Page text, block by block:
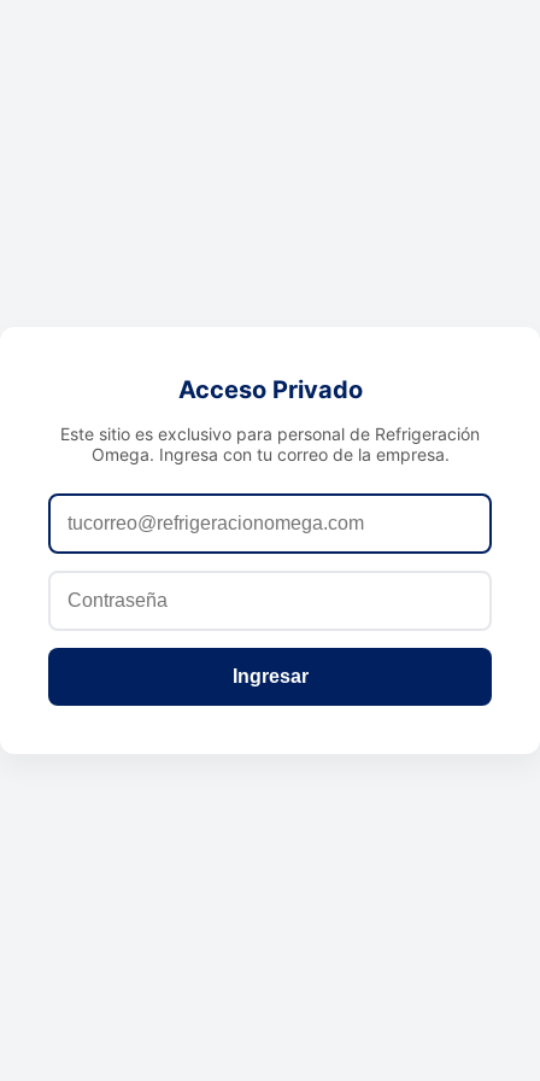
Acceso Privado
Este sitio es exclusivo para personal de Refrigeración
Omega. Ingresa con tu correo de la empresa.
Ingresar